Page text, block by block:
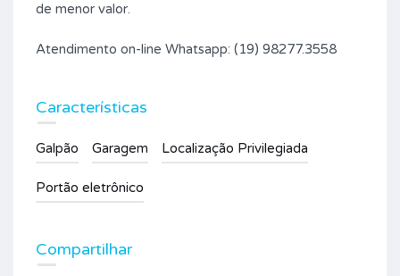
de menor valor.
Atendimento on-line Whatsapp: (19) 98277.3558
Características
Galpão Garagem Localização Privilegiada
Portão eletrônico
Compartilhar